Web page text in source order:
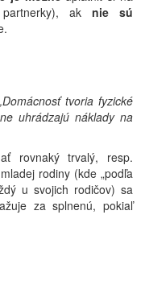
ak nie sú
tvoria fyzické
uhrádzajú náklady na
rovnaký trvalý, resp.
rodiny (kde „podľa
u svojich rodičov) sa
za splnenú, pokiaľ